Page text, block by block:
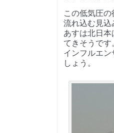
この低気圧
流れ込む見込
あすは北日
てきそうです
インフルエ
しょう。